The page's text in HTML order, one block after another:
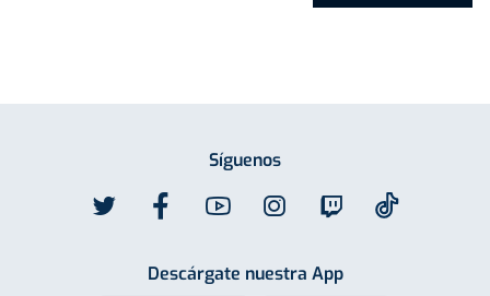
Síguenos
Descárgate nuestra App